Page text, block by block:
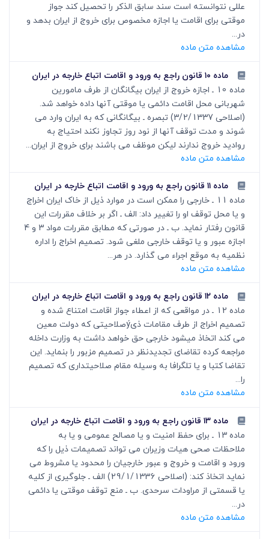
عللی نتوانسته است سند سابق الذکر را تحصیل کند جواز
موقتی برای اقامت یا اجازه مخصوص برای خروج از ایران بدهد و
در...
مشاهده متن ماده
ماده ۱۰ قانون راجع به ورود و اقامت اتباع خارجه در ایران
ماده 10 ـ اجازه خروج از ایران بیگانگان از طرف مامورین
شهربانی محل اقامت دائمی یا موقتی آنها داده خواهد شد.
(اصلاحی 3/2/1337) تبصره ـ بیگانگانی که به ایران وارد می
شوند و مدت توقف آنها از نود روز تجاوز نکند احتیاج به
روادید خروج ندارند لیکن موظف می باشند برای خروج از ایران...
مشاهده متن ماده
ماده ۱۱ قانون راجع به ورود و اقامت اتباع خارجه در ایران
ماده 11 ـ خارجی را ممکن است در موارد ذیل از خاک ایران اخراج
و یا محل توقف او را تغییر داد: الف ـ اگر بر خلاف مقررات این
قانون رفتار نماید. ب ـ در صورتی که مطابق مقررات مواد 3 و 4
اجازه عبور و یا توقف خارجی ملغی شود. تصمیم اخراج را اداره
نظمیه به موقع اجراء می گذارد. در هر...
مشاهده متن ماده
ماده ۱۲ قانون راجع به ورود و اقامت اتباع خارجه در ایران
ماده 12 ـ در مواقعی که از اعطاء جواز اقامت امتناع شده و
تصمیم اخراج از طرف مقامات ذیýصلاحیتی که دولت معین
می کند اتخاذ میشود خارجی حق خواهد داشت به وزارت داخله
مراجعه کرده تقاضای تجدیدنظر در تصمیم مزبور را بنماید. این
تقاضا کتبا و یا تلگرافا به وسیله مقام صلاحیتداری که تصمیم
را...
مشاهده متن ماده
ماده ۱۳ قانون راجع به ورود و اقامت اتباع خارجه در ایران
ماده 13 ـ برای حفظ امنیت و یا مصالح عمومی و یا به
ملاحظات صحی هیات وزیران می تواند تصمیمات ذیل را که
ورود و اقامت و خروج و عبور خارجیان را محدود یا مشروط می
نماید اتخاذ کند: (اصلاحی 29/1/1336) الف ـ جلوگیری از کلیه
یا قسمتی از مراودات سرحدی. ب ـ منع توقف موقتی یا دائمی
در...
مشاهده متن ماده